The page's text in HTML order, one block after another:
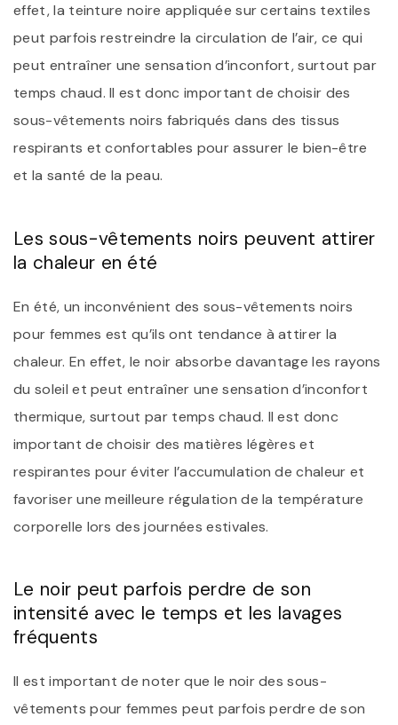
effet, la teinture noire appliquée sur certains textiles
peut parfois restreindre la circulation de l’air, ce qui
peut entraîner une sensation d’inconfort, surtout par
temps chaud. Il est donc important de choisir des
sous-vêtements noirs fabriqués dans des tissus
respirants et confortables pour assurer le bien-être
et la santé de la peau.
Les sous-vêtements noirs peuvent attirer
la chaleur en été
En été, un inconvénient des sous-vêtements noirs
pour femmes est qu’ils ont tendance à attirer la
chaleur. En effet, le noir absorbe davantage les rayons
du soleil et peut entraîner une sensation d’inconfort
thermique, surtout par temps chaud. Il est donc
important de choisir des matières légères et
respirantes pour éviter l’accumulation de chaleur et
favoriser une meilleure régulation de la température
corporelle lors des journées estivales.
Le noir peut parfois perdre de son
intensité avec le temps et les lavages
fréquents
Il est important de noter que le noir des sous-
vêtements pour femmes peut parfois perdre de son